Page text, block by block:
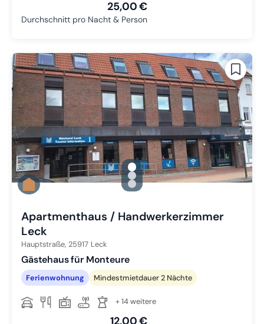
25,00 €
Durchschnitt pro Nacht & Person
gallery.slide_selector
Zu Slide 1 wechseln
Zu Slide 2 wechseln
Zu Slide 3 wechseln
Apartmenthaus / Handwerkerzimmer
Leck
Hauptstraße, 25917 Leck
Gästehaus für Monteure
Ferienwohnung Mindestmietdauer 2 Nächte
+ 14 weitere
12,00 €